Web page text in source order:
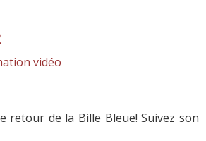
vidéo
retour de la Bille Bleue! Suivez son